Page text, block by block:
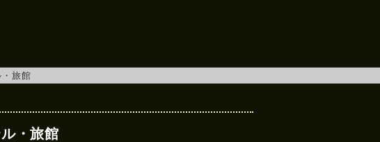
旅館
・旅館